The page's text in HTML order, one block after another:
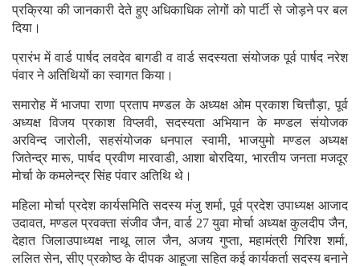
प्रक्रिया की जानकारी देते हुए अधिकाधिक लोगों को पार्टी से जोड़ने पर बल
दिया।
प्रारंभ में वार्ड पार्षद लवदेव बागडी व वार्ड सदस्यता संयोजक पूर्व पार्षद नरेश
पंवार ने अतिथियों का स्वागत किया।
समारोह में भाजपा राणा प्रताप मण्डल के अध्यक्ष ओम प्रकाश चित्तौड़ा, पूर्व
अध्यक्ष विजय प्रकाश विप्लवी, सदस्यता अभियान के मण्डल संयोजक
अरविन्द जारोली, सहसंयोजक धनपाल स्वामी, भाजयुमो मण्डल अध्यक्ष
जितेन्द्र मारू, पार्षद प्रवीण मारवाडी, आशा बोरदिया, भारतीय जनता मजदूर
मोर्चा के कमलेन्द्र सिंह पंवार अतिथि थे।
महिला मोर्चा प्रदेश कार्यसमिति सदस्य मंजु शर्मा, पूर्व प्रदेश उपाध्यक्ष आजाद
उदावत, मण्डल प्रवक्ता संजीव जैन, वार्ड 27 युवा मोर्चा अध्यक्ष कुलदीप जैन,
देहात जिलाउपाध्यक्ष नाथू लाल जैन, अजय गुप्ता, महामंत्री गिरिश शर्मा,
ललित सेन, सीए प्रकोष्ठ के दीपक आहूजा सहित कई कार्यकर्ता सदस्य बनाने